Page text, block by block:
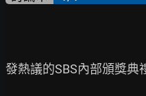
發熱議的SBS內部頒獎典